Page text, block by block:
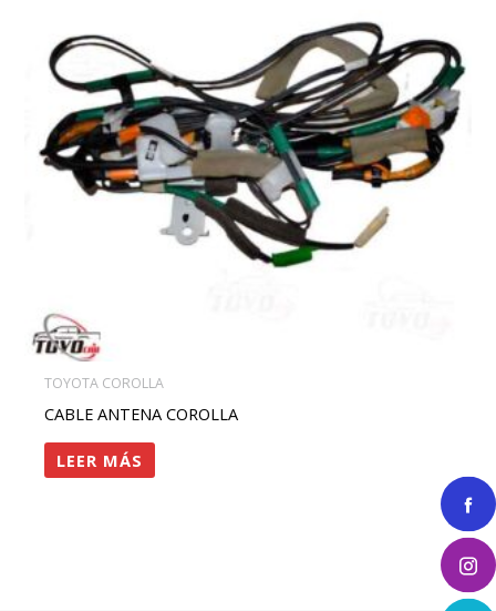
TOYOTA COROLLA
CABLE ANTENA COROLLA
LEER MÁS